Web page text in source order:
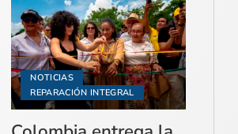
NOTICIAS
REPARACIÓN INTEGRAL